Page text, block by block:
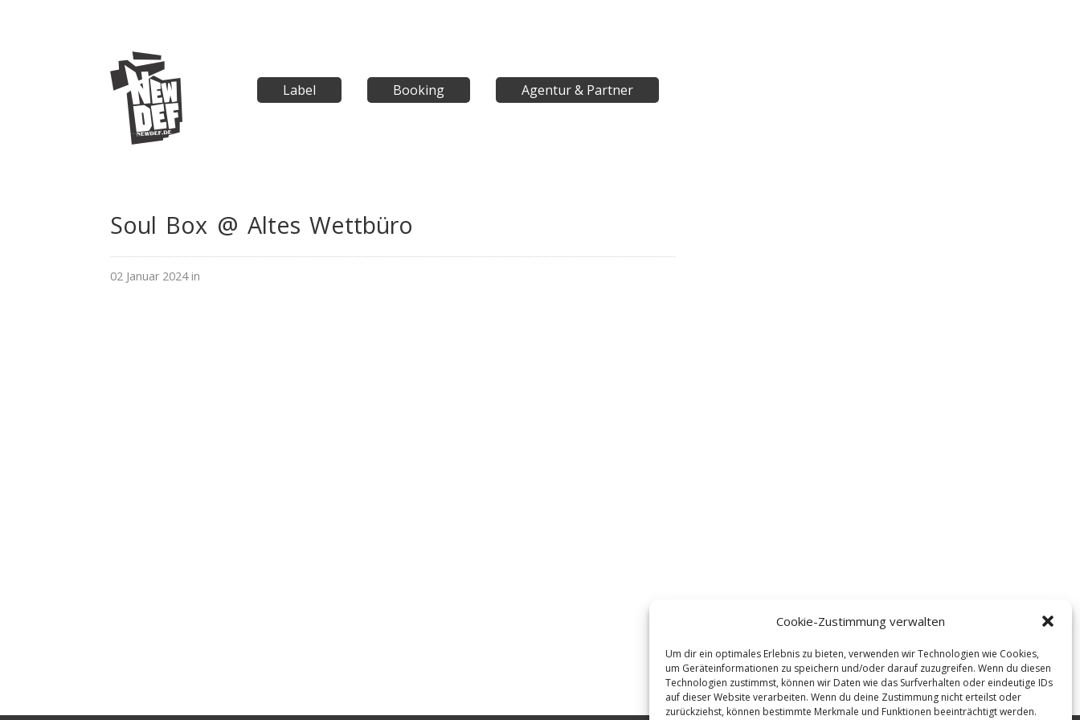
Cookie-Zustimmung verwalten
Um dir ein optimales Erlebnis zu bieten, verwenden wir Technologien wie Cookies,
um Geräteinformationen zu speichern und/oder darauf zuzugreifen. Wenn du diesen
Technologien zustimmst, können wir Daten wie das Surfverhalten oder eindeutige IDs
auf dieser Website verarbeiten. Wenn du deine Zustimmung nicht erteilst oder
zurückziehst, können bestimmte Merkmale und Funktionen beeinträchtigt werden.
Label Booking Agentur & Partner
Soul Box @ Altes Wettbüro
02 Januar 2024 in